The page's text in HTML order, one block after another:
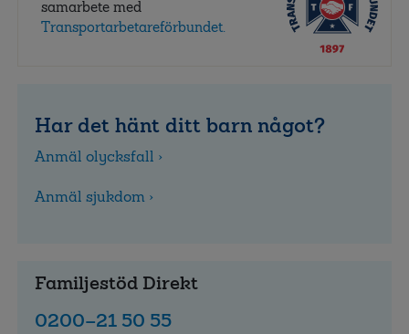
samarbete med
Transportarbetareförbundet.
Har det hänt ditt barn något?
Anmäl olycksfall ›
Anmäl sjukdom ›
Familjestöd Direkt
0200–21 50 55